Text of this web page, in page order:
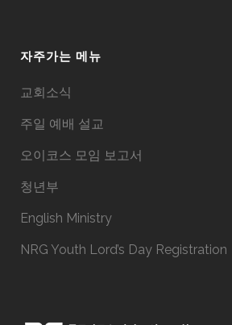
자주가는 메뉴
교회소식
주일 예배 설교
오이코스 모임 보고서
청년부
English Ministry
NRG Youth Lord’s Day Registration